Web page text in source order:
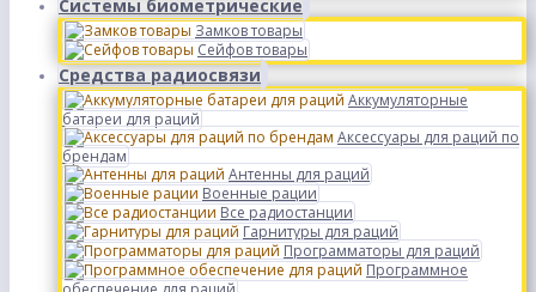
Системы биометрические
Замков товары
Сейфов товары
Средства радиосвязи
Аккумуляторные
батареи для раций
Аксессуары для раций по
брендам
Антенны для раций
Военные рации
Все радиостанции
Гарнитуры для раций
Программаторы для раций
Программное